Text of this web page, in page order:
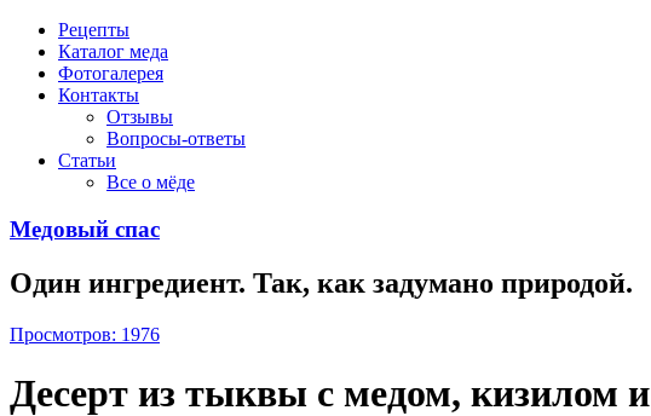
Рецепты
Каталог меда
Фотогалерея
Контакты
Отзывы
Вопросы-ответы
Статьи
Все о мёде
Медовый спас
Один ингредиент. Так, как задумано природой.
Просмотров: 1976
Десерт из тыквы с медом, кизилом